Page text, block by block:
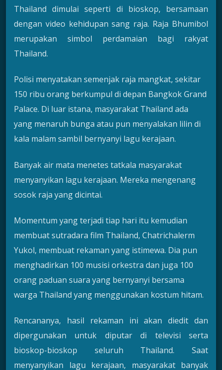
Thailand dimulai seperti di bioskop, bersamaan
dengan video kehidupan sang raja. Raja Bhumibol
merupakan simbol perdamaian bagi rakyat
Thailand.
Polisi menyatakan semenjak raja mangkat, sekitar
150 ribu orang berkumpul di depan Bangkok Grand
Palace. Di luar istana, masyarakat Thailand ada
yang menaruh bunga atau pun menyalakan lilin di
kala malam sambil bernyanyi lagu kerajaan.
Banyak air mata menetes tatkala masyarakat
menyanyikan lagu kerajaan. Mereka mengenang
sosok raja yang dicintai.
Momentum yang terjadi tiap hari itu kemudian
membuat sutradara film Thailand, Chatrichalerm
Yukol, membuat rekaman yang istimewa. Dia pun
menghadirkan 100 musisi orkestra dan juga 100
orang paduan suara yang bernyanyi bersama
warga Thailand yang menggunakan kostum hitam.
Rencananya, hasil rekaman ini akan diedit dan
dipergunakan untuk diputar di televisi serta
bioskop-bioskop seluruh Thailand. Saat
menyanyikan lagu kerajaan, masyarakat banyak